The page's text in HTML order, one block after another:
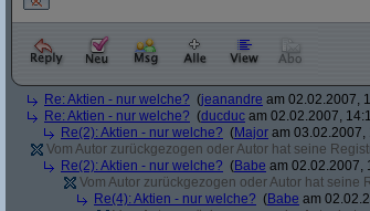
Re: Aktien - nur welche? (jeanandre am 02.02.2007,
Re: Aktien - nur welche? (ducduc am 02.02.2007,
Re(2): Aktien - nur welche? (Major am 03.02.2007,
Vom Autor zurückgezogen oder Autor hat seine
Re(2): Aktien - nur welche? (Babe am 02.02.2007,
Vom Autor zurückgezogen oder Autor hat seine
Re(4): Aktien - nur welche? (Babe am